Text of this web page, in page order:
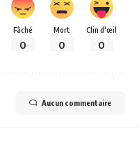
Fâché
0
Mort
0
Clin d'œil
0
Aucun commentaire